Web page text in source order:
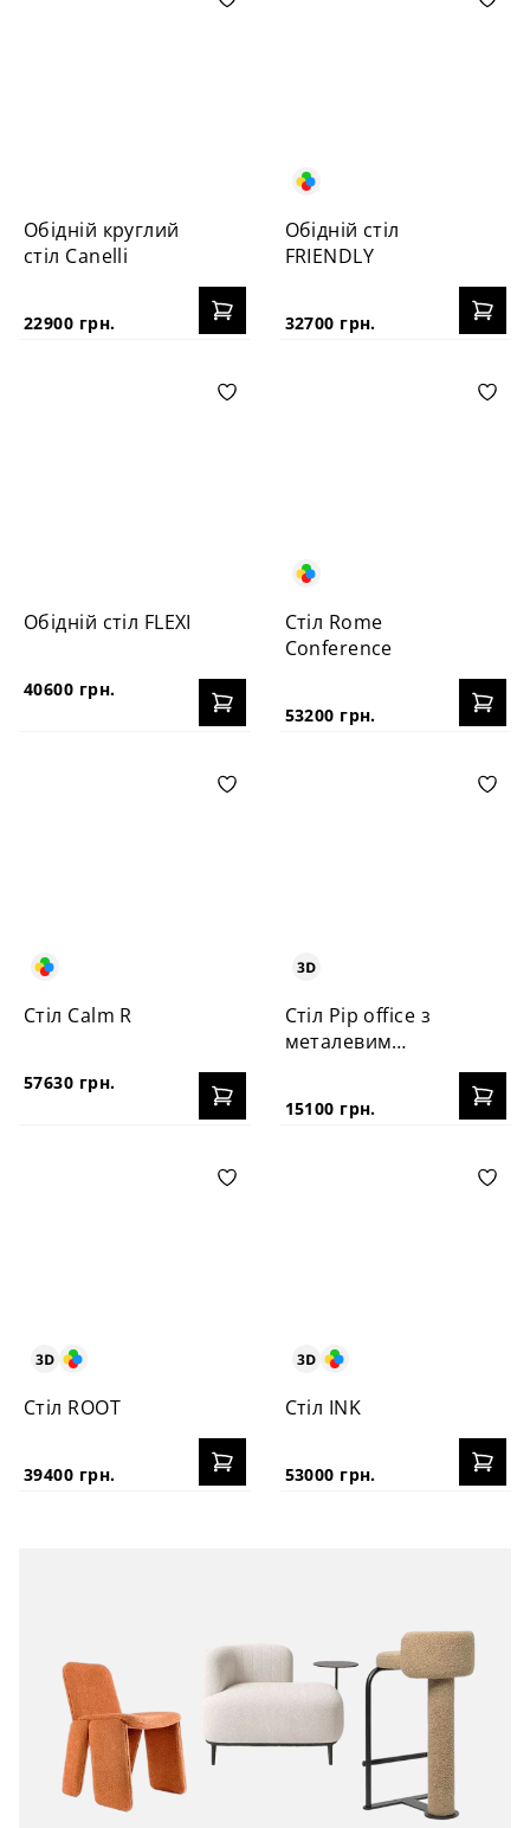
Обідній круглий
стіл Canelli
22900 грн.
Обідній стіл
FRIENDLY
32700 грн.
Обідній стіл FLEXI
40600 грн.
Стіл Rome
Conference
53200 грн.
Стіл Calm R
57630 грн.
Cтіл Pip office з
металевим
15100 грн.
Стіл ROOT
39400 грн.
Стіл INK
53000 грн.